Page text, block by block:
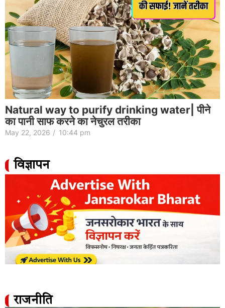
Natural way to purify drinking water| पीने
का पानी साफ करने का नेचुरल तरीका
May 22, 2026 / 10:44 pm
विज्ञापन
राजनीति